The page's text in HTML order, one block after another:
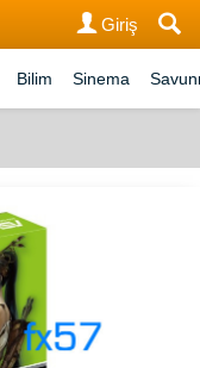
Giriş
Bilim Sinema